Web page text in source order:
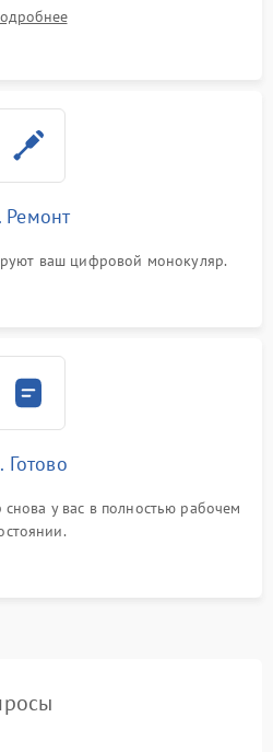
Ремонт
ваш цифровой монокуляр.
Готово
у вас в полностью рабочем